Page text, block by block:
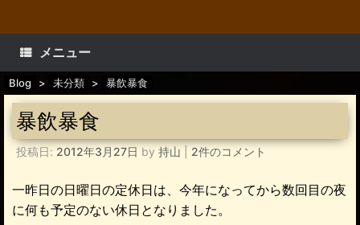
メニュー
Blog > 未分類 > 暴飲暴食
暴飲暴食
投稿日: 2012年3月27日 by 持山 2件のコメント
一昨日の日曜日の定休日は、今年になってから数回目の夜
に何も予定のない休日となりました。